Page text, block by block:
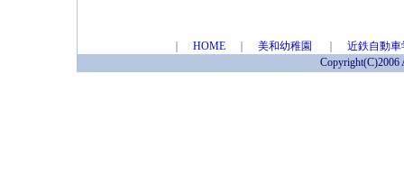
HOME｜ 美和幼稚園
近鉄自動車
Copyright(C)2006